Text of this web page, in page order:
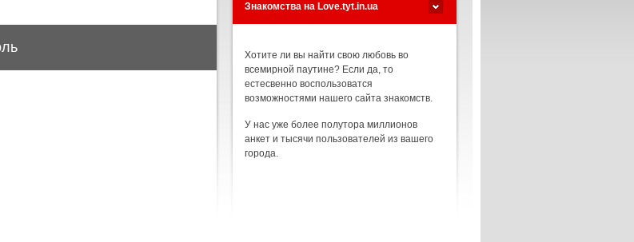
Знакомства на Love.tyt.in.ua
Хотите ли вы найти свою любовь во
всемирной паутине? Если да, то
естесвенно воспользоватся
возможностями нашего сайта знакомств.
У нас уже более полутора миллионов
анкет и тысячи пользователей из вашего
города.